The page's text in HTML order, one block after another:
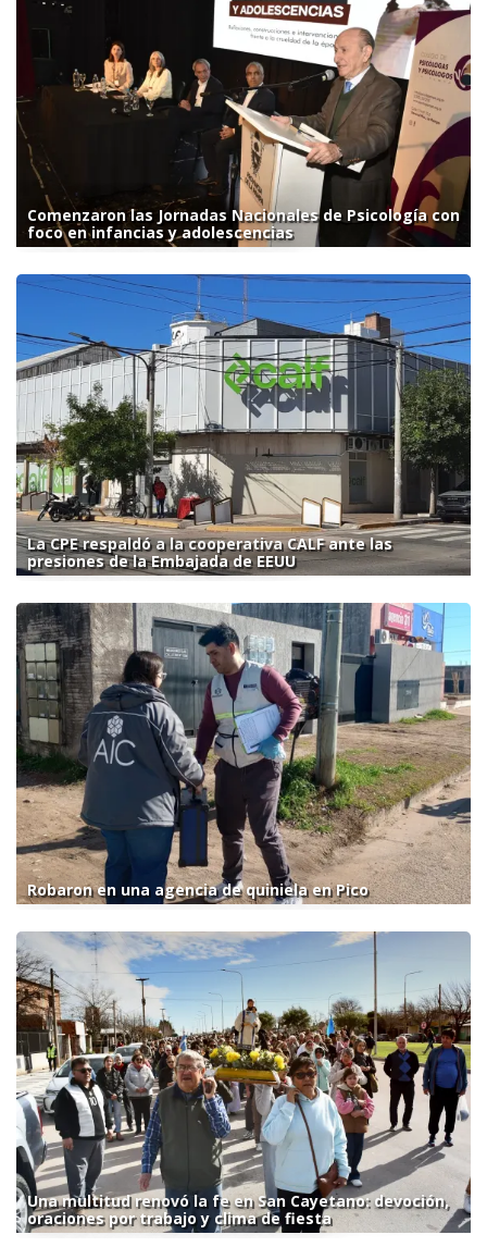
Comenzaron las Jornadas Nacionales de Psicología con
foco en infancias y adolescencias
La CPE respaldó a la cooperativa CALF ante las
presiones de la Embajada de EEUU
Robaron en una agencia de quiniela en Pico
Una multitud renovó la fe en San Cayetano: devoción,
oraciones por trabajo y clima de fiesta